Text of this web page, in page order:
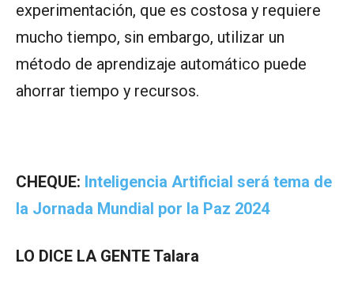
experimentación, que es costosa y requiere
mucho tiempo, sin embargo, utilizar un
método de aprendizaje automático puede
ahorrar tiempo y recursos.
CHEQUE: Inteligencia Artificial será tema de
la Jornada Mundial por la Paz 2024
LO DICE LA GENTE Talara